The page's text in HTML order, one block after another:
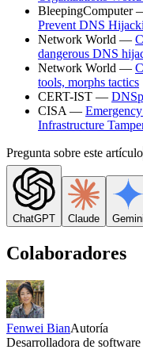
BleepingComputer
Prevent DNS
Network World —
dangerous DNS
Network World —
tools, morphs tactics
CERT-IST —
CISA —
Infrastructure
Pregunta sobre este artículo
ChatGPT Claude Gemini
Colaboradores
Fenwei BianAutoría
Desarrolladora de